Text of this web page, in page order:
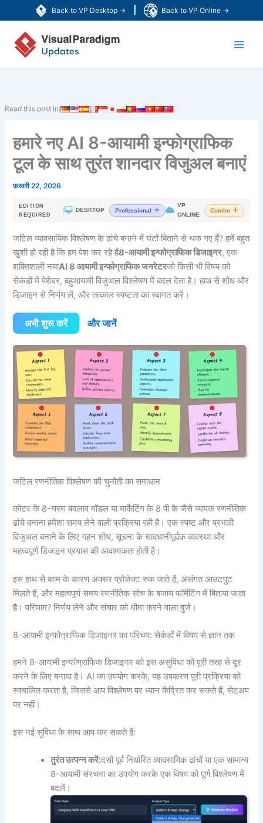
Back to VP Desktop → Back to VP Online →
to
content
Read this post in:
हमारे नए AI 8-आयामी इन्फोग्राफिक
टूल के साथ तुरंत शानदार विजुअल बनाएं
फ़रवरी 22, 2026
EDITION
REQUIRED
DESKTOP Professional
VP
ONLINE
Combo
जटिल व्यावसायिक विश्लेषण के ढांचे बनाने में घंटों बिताने से थक गए हैं? हमें बहुत
खुशी हो रही है कि हम पेश कर रहे हैं8-आयामी इन्फोग्राफिक डिजाइनर, एक
शक्तिशाली नयाAI 8 आयामी इन्फोग्राफिक जनरेटरजो किसी भी विषय को
सेकंडों में पेशेवर, बहुआयामी विजुअल विश्लेषण में बदल देता है। हाथ से शोध और
डिजाइन से निर्णय लें, और तत्काल स्पष्टता का स्वागत करें।
अभी शुरू करें और जानें
जटिल रणनीतिक विश्लेषण की चुनौती का समाधान
कोटर के 8-चरण बदलाव मॉडल या मार्केटिंग के 8 पी के जैसे व्यापक रणनीतिक
ढांचे बनाना हमेशा समय लेने वाली प्रक्रिया रही है। एक स्पष्ट और प्रभावी
विजुअल बनाने के लिए गहन शोध, सूचना के सावधानीपूर्वक व्यवस्था और
महत्वपूर्ण डिजाइन प्रयास की आवश्यकता होती है।
इस हाथ से काम के कारण अक्सर प्रोजेक्ट रुक जाते हैं, असंगत आउटपुट
मिलते हैं, और महत्वपूर्ण समय रणनीतिक सोच के बजाय फॉर्मेटिंग में बिताया जाता
है। परिणाम? निर्णय लेने और संचार को धीमा करने वाला बुर्ज।
8-आयामी इन्फोग्राफिक डिजाइनर का परिचय: सेकंडों में विषय से ज्ञान तक
हमने 8-आयामी इन्फोग्राफिक डिजाइनर को इस असुविधा को पूरी तरह से दूर
करने के लिए बनाया है। AI का उपयोग करके, यह उपकरण पूरी प्रक्रिया को
स्वचालित करता है, जिससे आप विश्लेषण पर ध्यान केंद्रित कर सकते हैं, सेटअप
पर नहीं।
इस नई सुविधा के साथ आप कर सकते हैं:
तुरंत उत्पन्न करें:दसों पूर्व निर्धारित व्यावसायिक ढांचों या एक सामान्य
8-आयामी संरचना का उपयोग करके एक विषय को पूर्ण विश्लेषण में
बदलें।